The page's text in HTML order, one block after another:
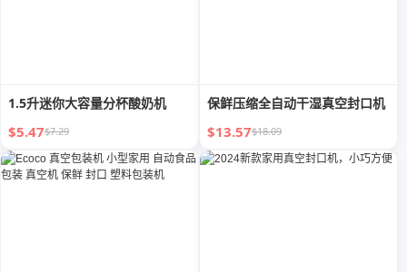
1.5升迷你大容量分杯酸奶机
$5.47$7.29
保鲜压缩全自动干湿真空封口机
$13.57$18.09